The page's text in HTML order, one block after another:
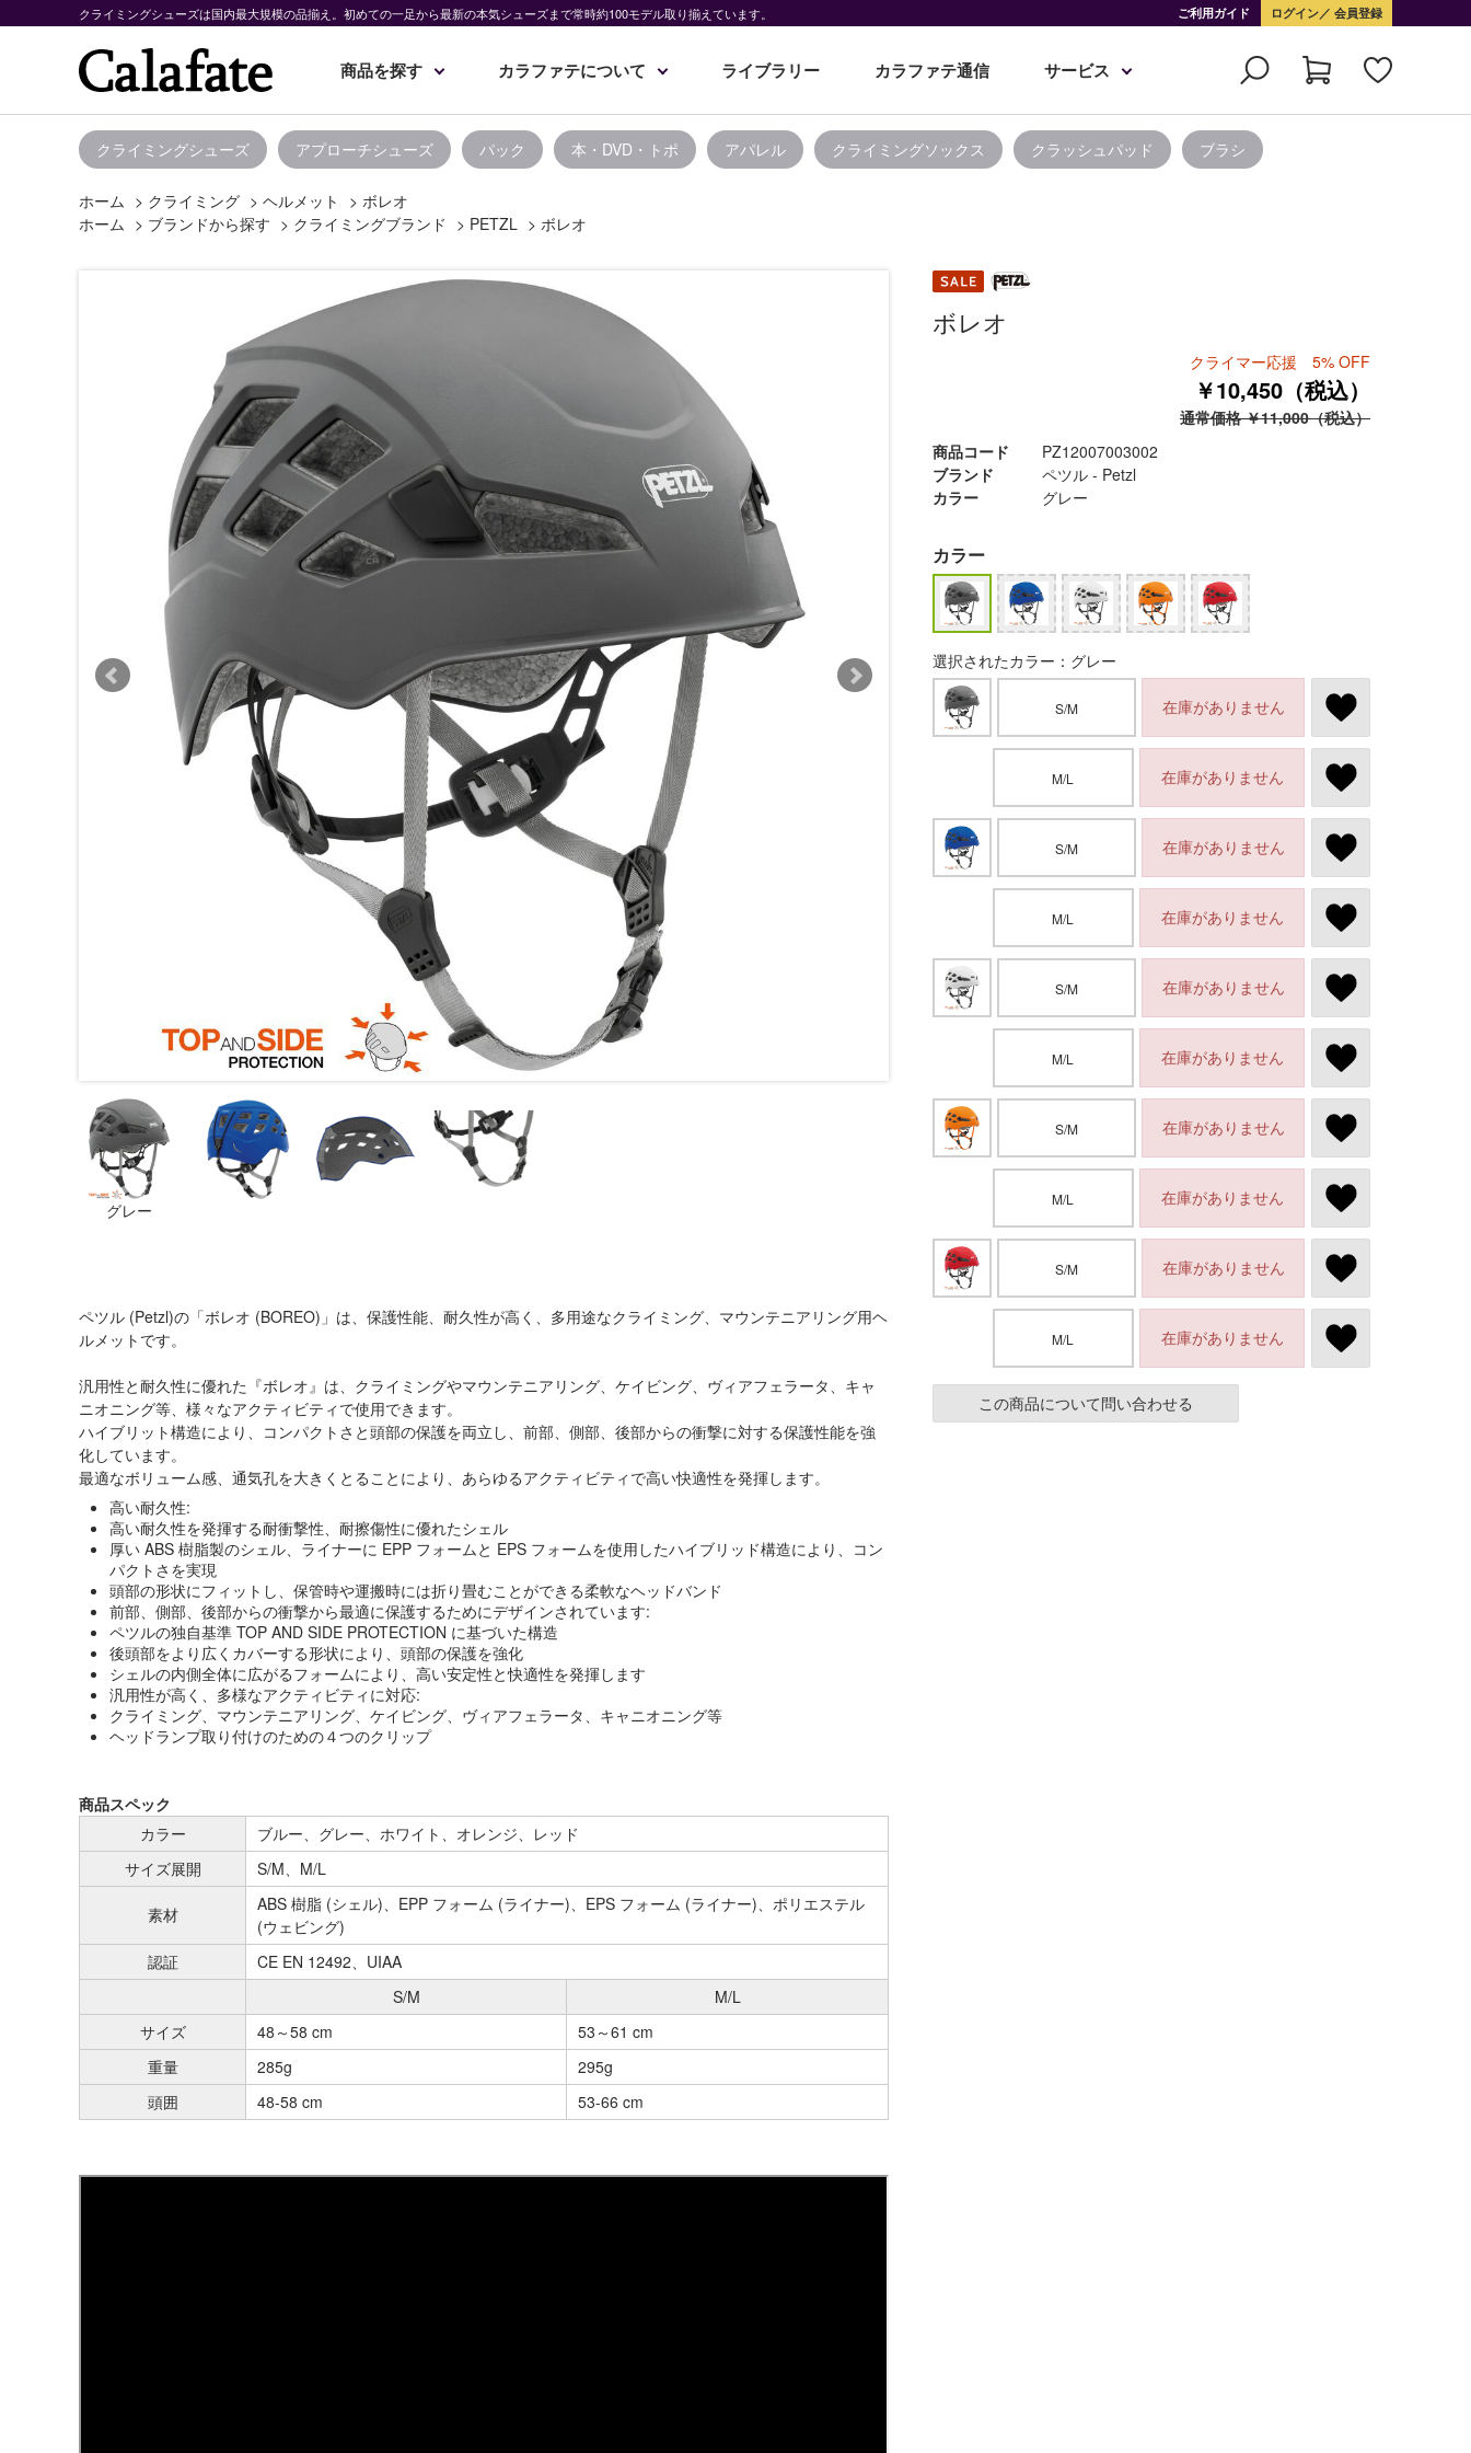
クライミングシューズは国内最大規模の品揃え。初めての一足から最新の本気シューズまで常時約100モデル取り揃えています。 ご利用ガイド ログイン 会員登録
商品を探す カラファテについて ライブラリー カラファテ通信 サービス
クライミングシューズ アプローチシューズ パック 本・DVD・トポ アパレル クライミングソックス クラッシュパッド ブラシ
ホーム > クライミング > ヘルメット > ボレオ
ホーム > ブランドから探す > クライミングブランド > PETZL > ボレオ
グレー
ペツル (Petzl)の「ボレオ (BOREO)」は、保護性能、耐久性が高く、多用途なクライミング、マウンテニアリング用ヘ
ルメットです。
汎用性と耐久性に優れた『ボレオ』は、クライミングやマウンテニアリング、ケイビング、ヴィアフェラータ、キャ
ニオニング等、様々なアクティビティで使用できます。
ハイブリット構造により、コンパクトさと頭部の保護を両立し、前部、側部、後部からの衝撃に対する保護性能を強
化しています。
最適なボリューム感、通気孔を大きくとることにより、あらゆるアクティビティで高い快適性を発揮します。
高い耐久性:
高い耐久性を発揮する耐衝撃性、耐擦傷性に優れたシェル
厚い ABS 樹脂製のシェル、ライナーに EPP フォームと EPS フォームを使用したハイブリッド構造により、コン
パクトさを実現
頭部の形状にフィットし、保管時や運搬時には折り畳むことができる柔軟なヘッドバンド
前部、側部、後部からの衝撃から最適に保護するためにデザインされています:
ペツルの独自基準 TOP AND SIDE PROTECTION に基づいた構造
後頭部をより広くカバーする形状により、頭部の保護を強化
シェルの内側全体に広がるフォームにより、高い安定性と快適性を発揮します
汎用性が高く、多様なアクティビティに対応:
クライミング、マウンテニアリング、ケイビング、ヴィアフェラータ、キャニオニング等
ヘッドランプ取り付けのための４つのクリップ
商品スペック
カラー
ブルー、グレー、ホワイト、オレンジ、レッド
サイズ展開
S/M、M/L
素材
ABS 樹脂 (シェル)、EPP フォーム (ライナー)、EPS フォーム (ライナー)、ポリエステル
(ウェビング)
認証
CE EN 12492、UIAA
S/M
M/L
サイズ
48～58 cm
53～61 cm
重量
285g
295g
頭囲
48-58 cm 53-66 cm
ボレオ
クライマー応援 5% OFF
￥10,450（税込）
通常価格 ￥11,000（税込）
商品コード
PZ12007003002
ブランド
ペツル - Petzl
カラー
グレー
カラー
選択されたカラー：グレー
S/M 在庫がありません
M/L 在庫がありません
S/M 在庫がありません
M/L 在庫がありません
S/M 在庫がありません
M/L 在庫がありません
S/M 在庫がありません
M/L 在庫がありません
S/M 在庫がありません
M/L 在庫がありません
この商品について問い合わせる